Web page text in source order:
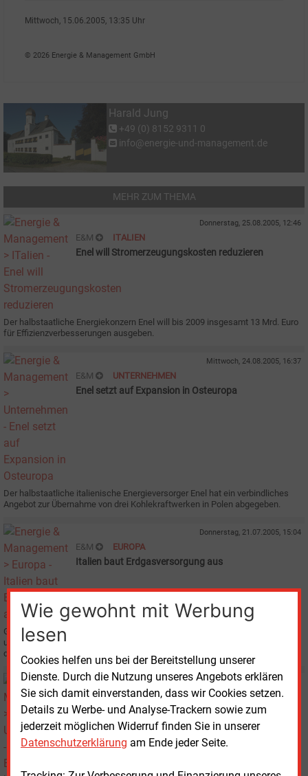
Wie gewohnt mit Werbung
lesen
Cookies helfen uns bei der Bereitstellung unserer
Dienste. Durch die Nutzung unseres Angebots erklären
Sie sich damit einverstanden, dass wir Cookies setzen.
Details zu Werbe- und Analyse-Trackern sowie zum
jederzeit möglichen Widerruf finden Sie in unserer
Datenschutzerklärung am Ende jeder Seite.
Mittwoch, 15.06.2005, 13:35 Uhr
© 2026 Energie & Management GmbH
Harald Jung
+49 (0) 8152 9311 0
info@energie-und-management.de
MEHR ZUM THEMA
Donnerstag, 25.08.2005, 12:46
E&M ITALIEN
Enel will Stromerzeugungskosten reduzieren
Der halbstaatliche Energiekonzern Enel will bis 2009 insgesamt 13 Mrd. Euro
für Effizienzverbesserungen ausgeben.
Mittwoch, 24.08.2005, 16:37
E&M UNTERNEHMEN
Enel setzt auf Expansion in Osteuropa
Der halbstaatliche italienische Energieversorger Enel hat ein verbindliches
Angebot zur Übernahme von drei Kohlekraftwerken in Polen abgegeben.
Donnerstag, 21.07.2005, 15:04
E&M EUROPA
Italien baut Erdgasversorgung aus
Geplant ist der Bau mehrerer LNG-Terminals sowie neuer Erdgasleitungen,
um den wachsenden Bedarf am drittgrößten Erdgasmarkt in Europa zu
decken.
Dienstag, 31.05.2005, 10:30
E&M UNTERNEHMEN
Enel wird EdF-Partner bei Kernkraft-Projekt